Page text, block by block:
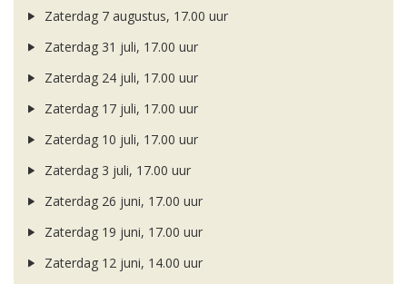
Zaterdag 7 augustus, 17.00 uur
Zaterdag 31 juli, 17.00 uur
Zaterdag 24 juli, 17.00 uur
Zaterdag 17 juli, 17.00 uur
Zaterdag 10 juli, 17.00 uur
Zaterdag 3 juli, 17.00 uur
Zaterdag 26 juni, 17.00 uur
Zaterdag 19 juni, 17.00 uur
Zaterdag 12 juni, 14.00 uur